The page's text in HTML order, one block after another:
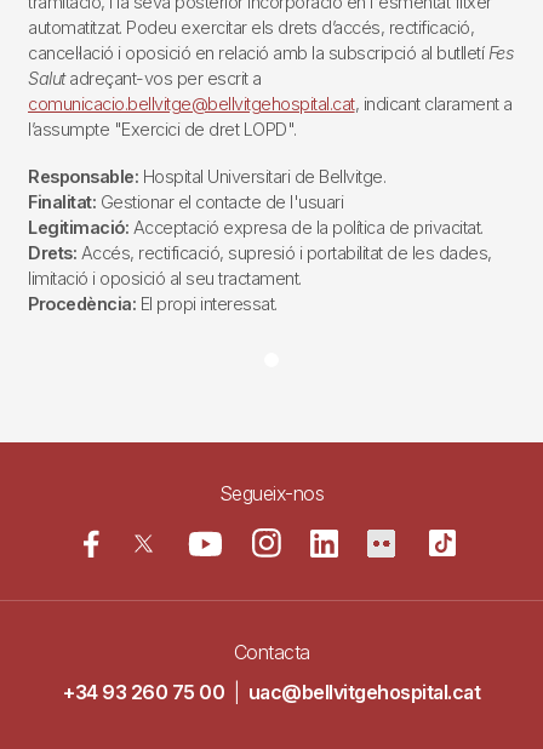
automatitzat. Podeu exercitar els drets d’accés, rectificació,
cancel·lació i oposició en relació amb la subscripció al butlletí Fes
Salutadreçant-vos per escrit a
comunicacio.bellvitge@bellvitgehospital.cat, indicant clarament a
l’assumpte "Exercici de dret LOPD".
Responsable: Hospital Universitari de Bellvitge.
Finalitat: Gestionar el contacte de l'usuari
Legitimació: Acceptació expresa de la política de privacitat.
Drets: Accés, rectificació, supresió i portabilitat de les dades,
limitació i oposició al seu tractament.
Procedència: El propi interessat.
Segueix-nos
Contacta
+34 93 260 75 00
uac@bellvitgehospital.cat